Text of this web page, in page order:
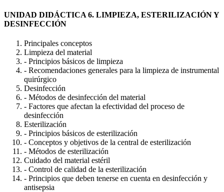
UNIDAD DIDÁCTICA 6. LIMPIEZA, ESTERILIZACIÓN Y
DESINFECCIÓN
Principales conceptos
Limpieza del material
- Principios básicos de limpieza
- Recomendaciones generales para la limpieza de instrumental
quirúrgico
Desinfección
- Métodos de desinfección del material
- Factores que afectan la efectividad del proceso de
desinfección
Esterilización
- Principios básicos de esterilización
- Conceptos y objetivos de la central de esterilización
- Métodos de esterilización
Cuidado del material estéril
- Control de calidad de la esterilización
- Principios que deben tenerse en cuenta en desinfección y
antisepsia